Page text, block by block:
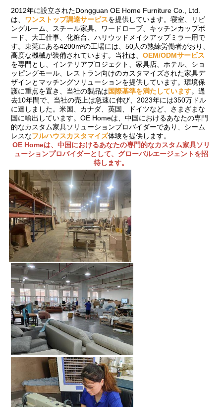
2012年に設立されたDongguan OE Home Furniture Co., Ltd.
は、 ワンストップ調達サービスを提供しています。寝室、リビ
ングルーム、スチール家具、ワードローブ、キッチンカップボ
ード、大工仕事、化粧台、ハリウッドメイクアップミラー用で
す。東莞にある4200m²の工場には、50人の熟練労働者がおり、
高度な機械が装備されています。当社は、 OEM/ODMサービス
を専門とし、インテリアプロジェクト、家具店、ホテル、ショ
ッピングモール、レストラン向けのカスタマイズされた家具デ
ザインとマッチングソリューションを提供しています。環境保
護に重点を置き、当社の製品は国際基準を満たしています。過
去10年間で、当社の売上は急速に伸び、2023年には350万ドル
に達しました。米国、カナダ、英国、ドイツなど、さまざまな
国に輸出しています。OE Homeは、中国におけるあなたの専門
的なカスタム家具ソリューションプロバイダーであり、シーム
レスなフルハウスカスタマイズ体験を提供します。
OE Homeは、中国におけるあなたの専門的なカスタム家具ソリ
ューションプロバイダーとして、グローバルエージェントを招
待します。